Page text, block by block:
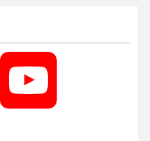
Twitter